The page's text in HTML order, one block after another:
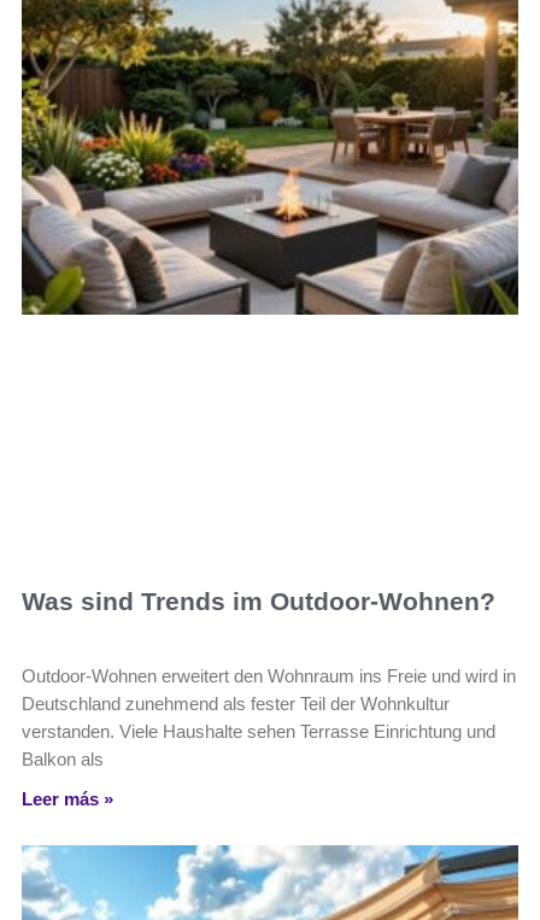
Was sind Trends im Outdoor-Wohnen?
Outdoor-Wohnen erweitert den Wohnraum ins Freie und wird in
Deutschland zunehmend als fester Teil der Wohnkultur
verstanden. Viele Haushalte sehen Terrasse Einrichtung und
Balkon als
Leer más »